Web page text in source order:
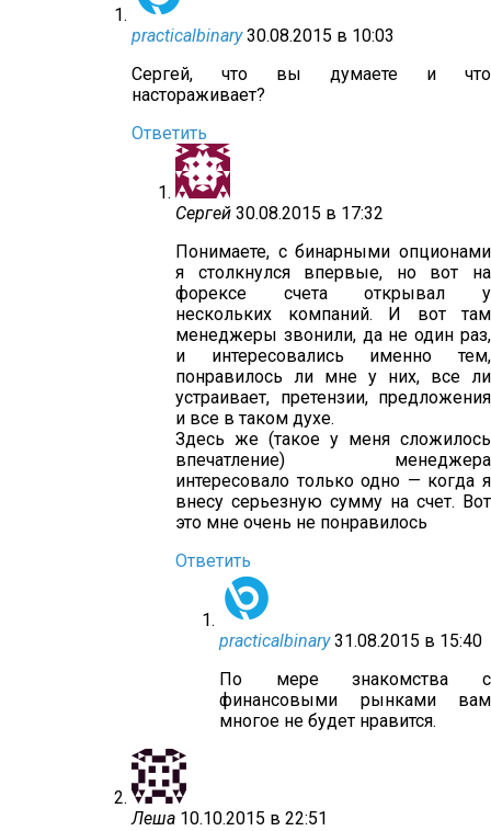
practicalbinary 30.08.2015 в 10:03
Сергей, что вы думаете и что
настораживает?
Ответить
Сергей 30.08.2015 в 17:32
Понимаете, с бинарными опционами
я столкнулся впервые, но вот на
форексе счета открывал у
нескольких компаний. И вот там
менеджеры звонили, да не один раз,
и интересовались именно тем,
понравилось ли мне у них, все ли
устраивает, претензии, предложения
и все в таком духе.
Здесь же (такое у меня сложилось
впечатление) менеджера
интересовало только одно — когда я
внесу серьезную сумму на счет. Вот
это мне очень не понравилось
Ответить
practicalbinary 31.08.2015 в 15:40
По мере знакомства с
финансовыми рынками вам
многое не будет нравится.
Леша 10.10.2015 в 22:51